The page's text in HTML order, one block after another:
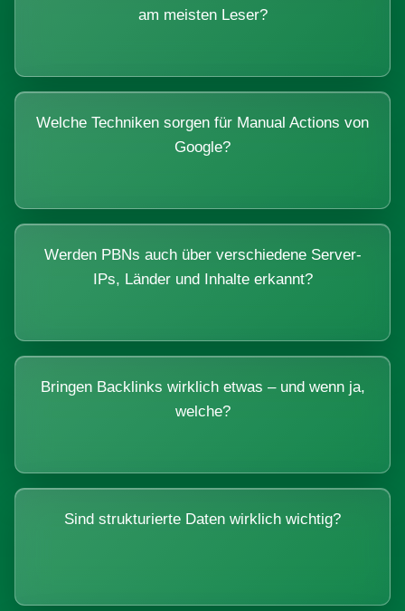
am meisten Leser?
Welche Techniken sorgen für Manual Actions von
Google?
Werden PBNs auch über verschiedene Server-
IPs, Länder und Inhalte erkannt?
Bringen Backlinks wirklich etwas – und wenn ja,
welche?
Sind strukturierte Daten wirklich wichtig?